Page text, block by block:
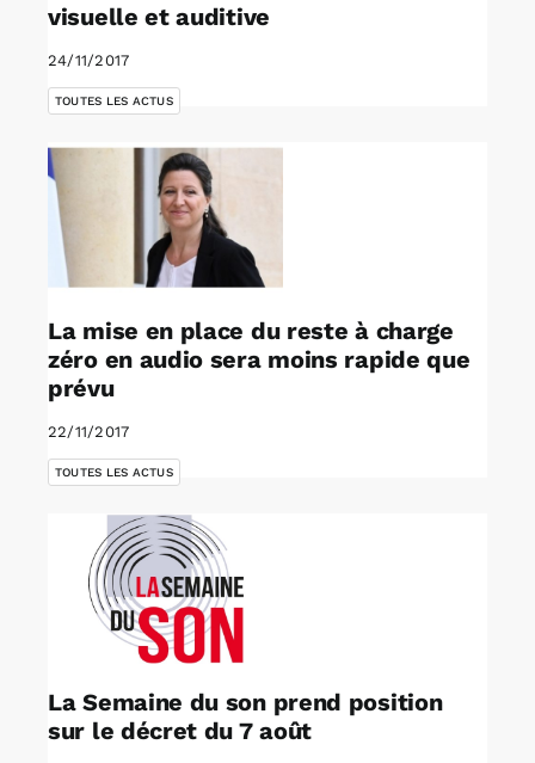
visuelle et auditive
24/11/2017
TOUTES LES ACTUS
La mise en place du reste à charge
zéro en audio sera moins rapide que
prévu
22/11/2017
TOUTES LES ACTUS
La Semaine du son prend position
sur le décret du 7 août